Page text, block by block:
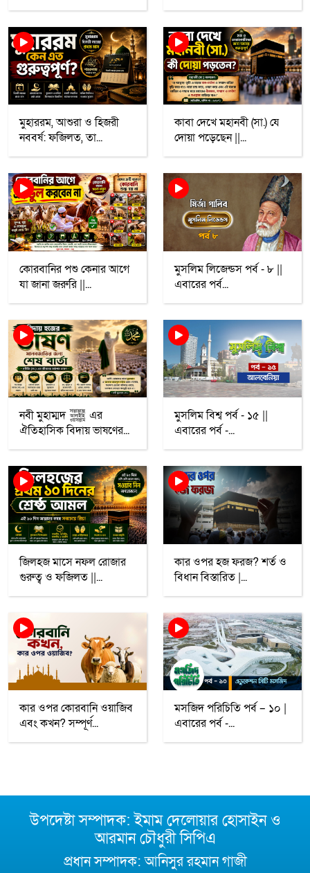
মুহাররম, আশুরা ও হিজরী
নববর্ষ: ফজিলত, তা...
কাবা দেখে মহানবী (সা.) যে
দোয়া পড়েছেন ||...
কোরবানির পশু কেনার আগে
যা জানা জরুরি ||...
মুসলিম লিজেন্ডস পর্ব - ৮ ||
এবারের পর্ব...
নবী মুহাম্মদ ﷺ এর
ঐতিহাসিক বিদায় ভাষণের...
মুসলিম বিশ্ব পর্ব - ১৫ ||
এবারের পর্ব -...
জিলহজ মাসে নফল রোজার
গুরুত্ব ও ফজিলত ||...
কার ওপর হজ ফরজ? শর্ত ও
বিধান বিস্তারিত |...
কার ওপর কোরবানি ওয়াজিব
এবং কখন? সম্পূর্ণ...
মসজিদ পরিচিতি পর্ব – ১০ |
এবারের পর্ব -...
উপদেষ্টা সম্পাদক: ইমাম দেলোয়ার হোসাইন ও
আরমান চৌধুরী সিপিএ
প্রধান সম্পাদক: আনিসুর রহমান গাজী